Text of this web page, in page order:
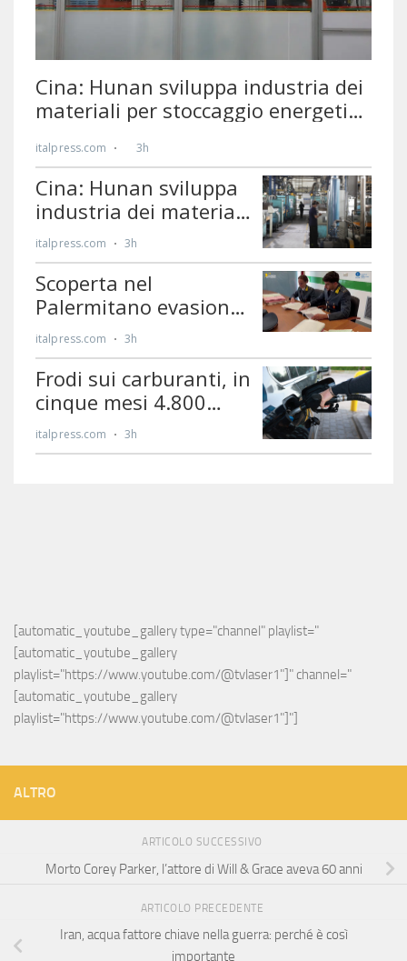
[automatic_youtube_gallery type="channel" playlist="
[automatic_youtube_gallery
playlist="https://www.youtube.com/@tvlaser1"]" channel="
[automatic_youtube_gallery
playlist="https://www.youtube.com/@tvlaser1"]"]
ALTRO
ARTICOLO SUCCESSIVO
Morto Corey Parker, l’attore di Will & Grace aveva 60 anni
ARTICOLO PRECEDENTE
Iran, acqua fattore chiave nella guerra: perché è così
importante